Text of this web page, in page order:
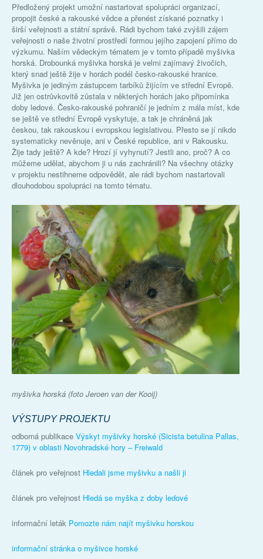
Předložený projekt umožní nastartovat spolupráci organizací,
propojit české a rakouské vědce a přenést získané poznatky i
širší veřejnosti a státní správě. Rádi bychom také zvýšili zájem
veřejnosti o naše životní prostředí formou jejího zapojení přímo do
výzkumu. Naším vědeckým tématem je v tomto případě myšivka
horská. Drobounká myšivka horská je velmi zajímavý živočich,
který snad ještě žije v horách podél česko-rakouské hranice.
Myšivka je jediným zástupcem tarbíků žijícím ve střední Evropě.
Již jen ostrůvkovitě zůstala v některých horách jako připomínka
doby ledové. Česko-rakouské pohraničí je jedním z mála míst, kde
se ještě ve střední Evropě vyskytuje, a tak je chráněná jak
českou, tak rakouskou i evropskou legislativou. Přesto se jí nikdo
systematicky nevěnuje, ani v České republice, ani v Rakousku.
Žije tady ještě? A kde? Hrozí jí vyhynutí? Jestli ano, proč? A co
můžeme udělat, abychom ji u nás zachránili? Na všechny otázky
v projektu nestihneme odpovědět, ale rádi bychom nastartovali
dlouhodobou spolupráci na tomto tématu.
myšivka horská (foto Jeroen van der Kooij)
VÝSTUPY PROJEKTU
odborná publikace Výskyt myšivky horské (Sicista betulina Pallas,
1779) v oblasti Novohradské hory – Freiwald
článek pro veřejnost Hledali jsme myšivku a našli ji
článek pro veřejnost Hledá se myška z doby ledové
informační leták Pomozte nám najít myšivku horskou
informační stránka o myšivce horské